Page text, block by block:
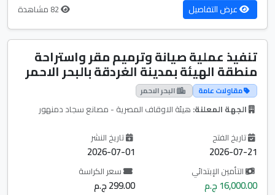
عرض التفاصيل
تنفيذ عملية صيانة وترميم مقر واستراحة
منطقة الهيئة بمدينة الغردقة بالبحر الاحمر
مقاولات عامة البحر الاحمر
الجهة المعلنة: هيئة الاوقاف المصرية - مصانع سجاد دمنهور
تاريخ الفتح
2026-07-21
تاريخ النشر
2026-07-01
التأمين الإبتدائي
16,000.00 ج.م
سعر الكراسة
299.00 ج.م